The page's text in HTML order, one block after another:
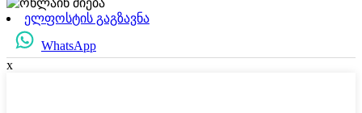
ელფოსტის გაგზავნა
WhatsApp
x